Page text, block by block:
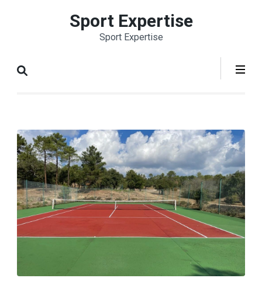
Entrée)
Sport Expertise
Sport Expertise